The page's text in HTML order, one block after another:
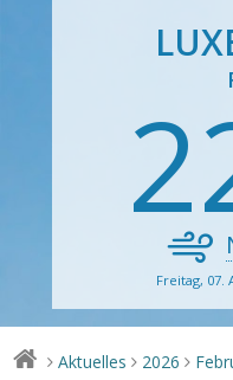
Freitag, 07.
> Aktuelles > 2026 >